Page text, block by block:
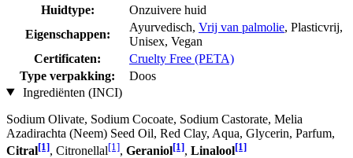
Huidtype:
Onzuivere huid
Eigenschappen:
Ayurvedisch, Vrij van palmolie, Plasticvrij,
Unisex, Vegan
Certificaten:
Cruelty Free (PETA)
Type verpakking:
Doos
Ingrediënten (INCI)
Sodium Olivate, Sodium Cocoate, Sodium Castorate, Melia
Azadirachta (Neem) Seed Oil, Red Clay, Aqua, Glycerin, Parfum,
Citral[1], Citronellal[1], Geraniol[1], Linalool[1]